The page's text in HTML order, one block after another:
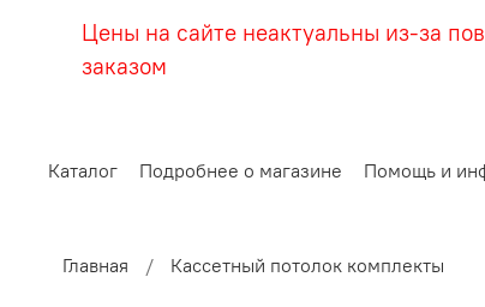
Цены на сайте неактуальны из-за
заказом
Каталог Подробнее о магазине Помощь и
Главная Кассетный потолок комплекты